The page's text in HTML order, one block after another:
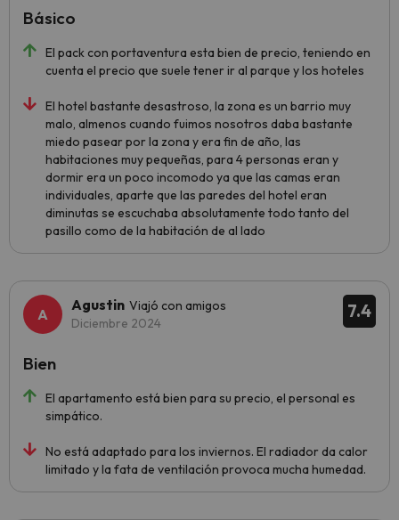
El pack con portaventura esta bien de precio, teniendo en
cuenta el precio que suele tener ir al parque y los hoteles
El hotel bastante desastroso, la zona es un barrio muy
malo, almenos cuando fuimos nosotros daba bastante
miedo pasear por la zona y era fin de año, las
habitaciones muy pequeñas, para 4 personas eran y
dormir era un poco incomodo ya que las camas eran
individuales, aparte que las paredes del hotel eran
diminutas se escuchaba absolutamente todo tanto del
pasillo como de la habitación de al lado
Básico
7.4
Agustin Viajó con amigos
Diciembre 2024
El apartamento está bien para su precio, el personal es
simpático.
No está adaptado para los inviernos. El radiador da calor
limitado y la fata de ventilación provoca mucha humedad.
Bien